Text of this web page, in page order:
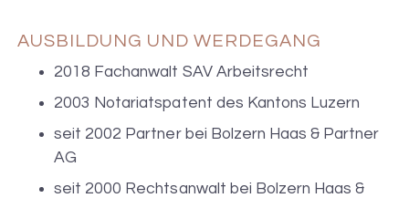
AUSBILDUNG UND WERDEGANG
2018 Fachanwalt SAV Arbeitsrecht
2003 Notariatspatent des Kantons Luzern
seit 2002 Partner bei Bolzern Haas & Partner
AG
seit 2000 Rechtsanwalt bei Bolzern Haas &